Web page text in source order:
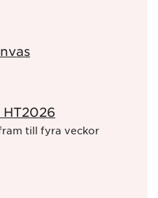
till fyra veckor